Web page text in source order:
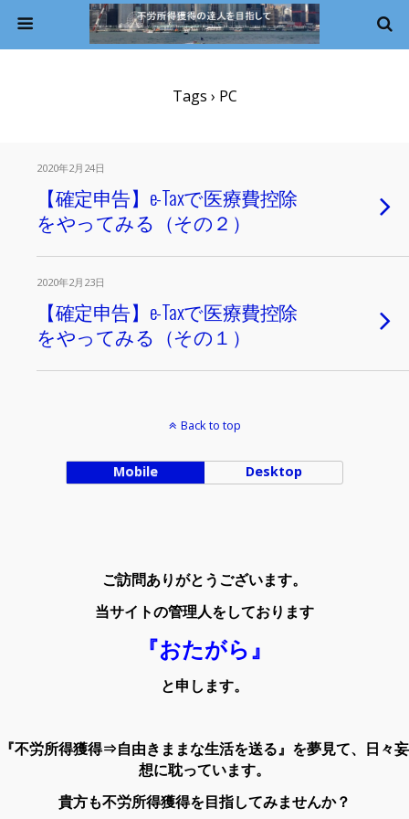
Tags › PC
2020年2月24日
【確定申告】e-Taxで医療費控除
をやってみる（その２）
2020年2月23日
【確定申告】e-Taxで医療費控除
をやってみる（その１）
Back to top
Mobile Desktop
ご訪問ありがとうございます。
当サイトの管理人をしております
『おたがら』
と申します。
『不労所得獲得⇒自由きままな生活を送る』を夢見て、日々妄
想に耽っています。
貴方も不労所得獲得を目指してみませんか？